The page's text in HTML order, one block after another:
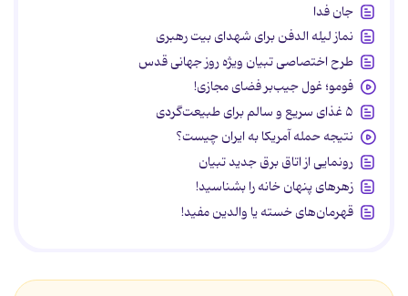
جان فدا
نماز لیله الدفن برای شهدای بیت رهبری
طرح اختصاصی تبیان ویژه روز جهانی قدس
فومو؛ غول جیب‌بر فضای مجازی!
۵ غذای سریع و سالم برای طبیعت‌گردی
نتیجه حمله آمریکا به ایران چیست؟
رونمایی از اتاق برق جدید تبیان
زهرهای پنهان خانه را بشناسید!
قهرمان‌های خسته یا والدین مفید!